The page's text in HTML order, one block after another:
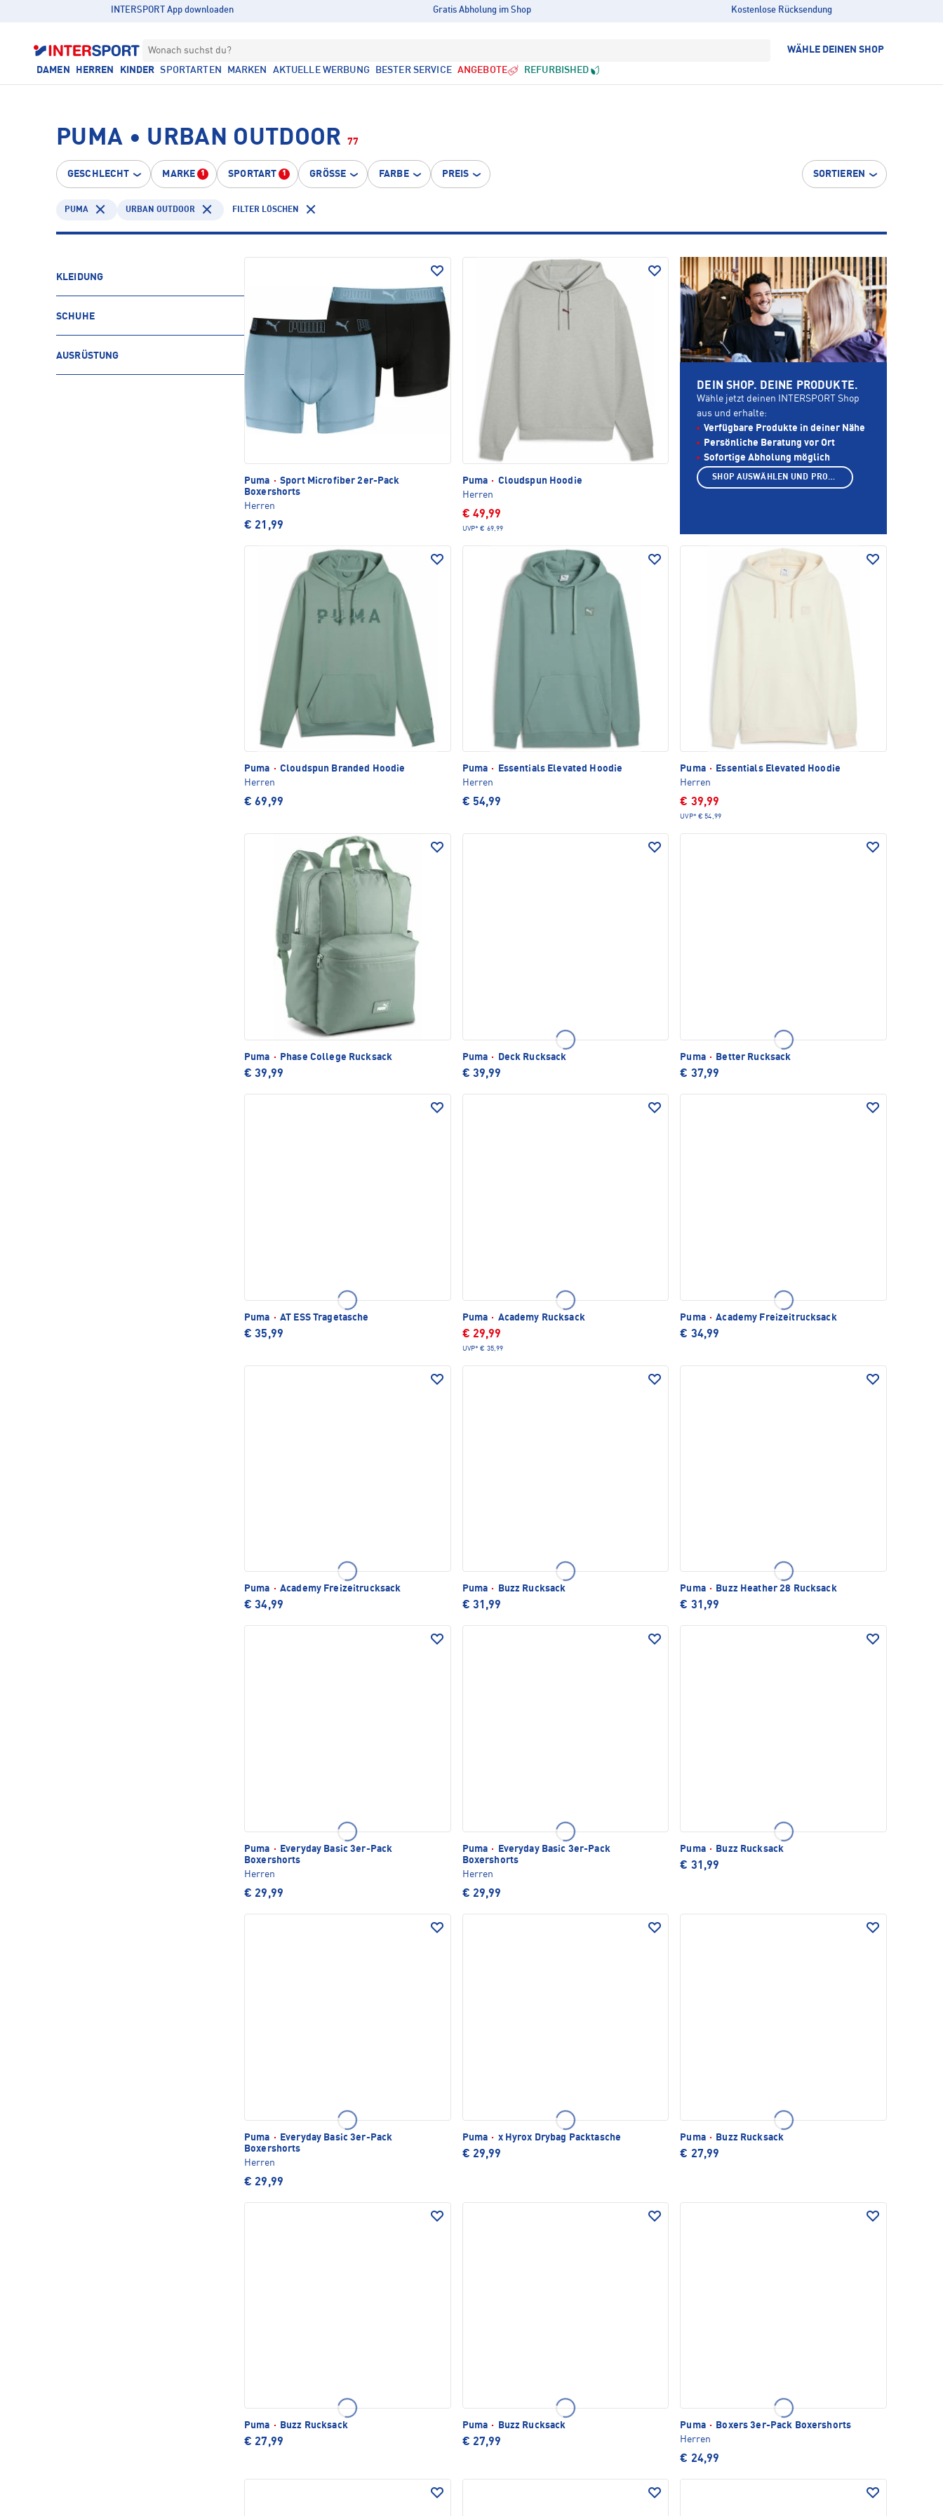
INTERSPORT App downloaden Gratis Abholung im Shop Kostenlose Rücksendung
Wonach suchst du? WÄHLE DEINEN SHOP
DAMEN HERREN KINDER SPORTARTEN MARKEN AKTUELLE WERBUNG BESTER SERVICE ANGEBOTE REFURBISHED
PUMA • URBAN OUTDOOR 77
GESCHLECHT MARKE 1 SPORTART 1 GRÖSSE FARBE PREIS SORTIEREN
PUMA URBAN OUTDOOR FILTER LÖSCHEN
KLEIDUNG
SCHUHE
AUSRÜSTUNG
Puma · Sport Microfiber 2er-Pack
Boxershorts
Herren
€ 21,99
Puma · Cloudspun Hoodie
Herren
€ 49,99
UVP* € 69,99
Puma · Cloudspun Branded Hoodie
Herren
€ 69,99
Puma ·
Essentials Elevated Hoodie
Herren
€ 54,99
Puma ·
Essentials Elevated Hoodie
Herren
€ 39,99
UVP* € 54,99
Puma · Phase College Rucksack
€ 39,99
Puma · Deck Rucksack
€ 39,99
Puma · Better Rucksack
€ 37,99
Puma · AT ESS Tragetasche
€ 35,99
Puma · Academy Rucksack
€ 29,99
UVP* € 35,99
Puma · Academy Freizeitrucksack
€ 34,99
Puma · Academy Freizeitrucksack
€ 34,99
Puma · Buzz Rucksack
€ 31,99
Puma · Buzz Heather 28 Rucksack
€ 31,99
Puma ·
Everyday Basic 3er-Pack
Boxershorts
Herren
€ 29,99
Puma ·
Everyday Basic 3er-Pack
Boxershorts
Herren
€ 29,99
Puma · Buzz Rucksack
€ 31,99
Puma ·
Everyday Basic 3er-Pack
Boxershorts
Herren
€ 29,99
Puma · x Hyrox Drybag Packtasche
€ 29,99
Puma · Buzz Rucksack
€ 27,99
Puma · Buzz Rucksack
€ 27,99
Puma · Buzz Rucksack
€ 27,99
Puma ·
Boxers 3er-Pack Boxershorts
Herren
€ 24,99
DEIN SHOP. DEINE PRODUKTE.
Wähle jetzt deinen INTERSPORT Shop
aus und erhalte:
Verfügbare Produkte in deiner Nähe
Persönliche Beratung vor Ort
Sofortige Abholung möglich
SHOP AUSWÄHLEN UND PRODUKTE ANZEIGEN